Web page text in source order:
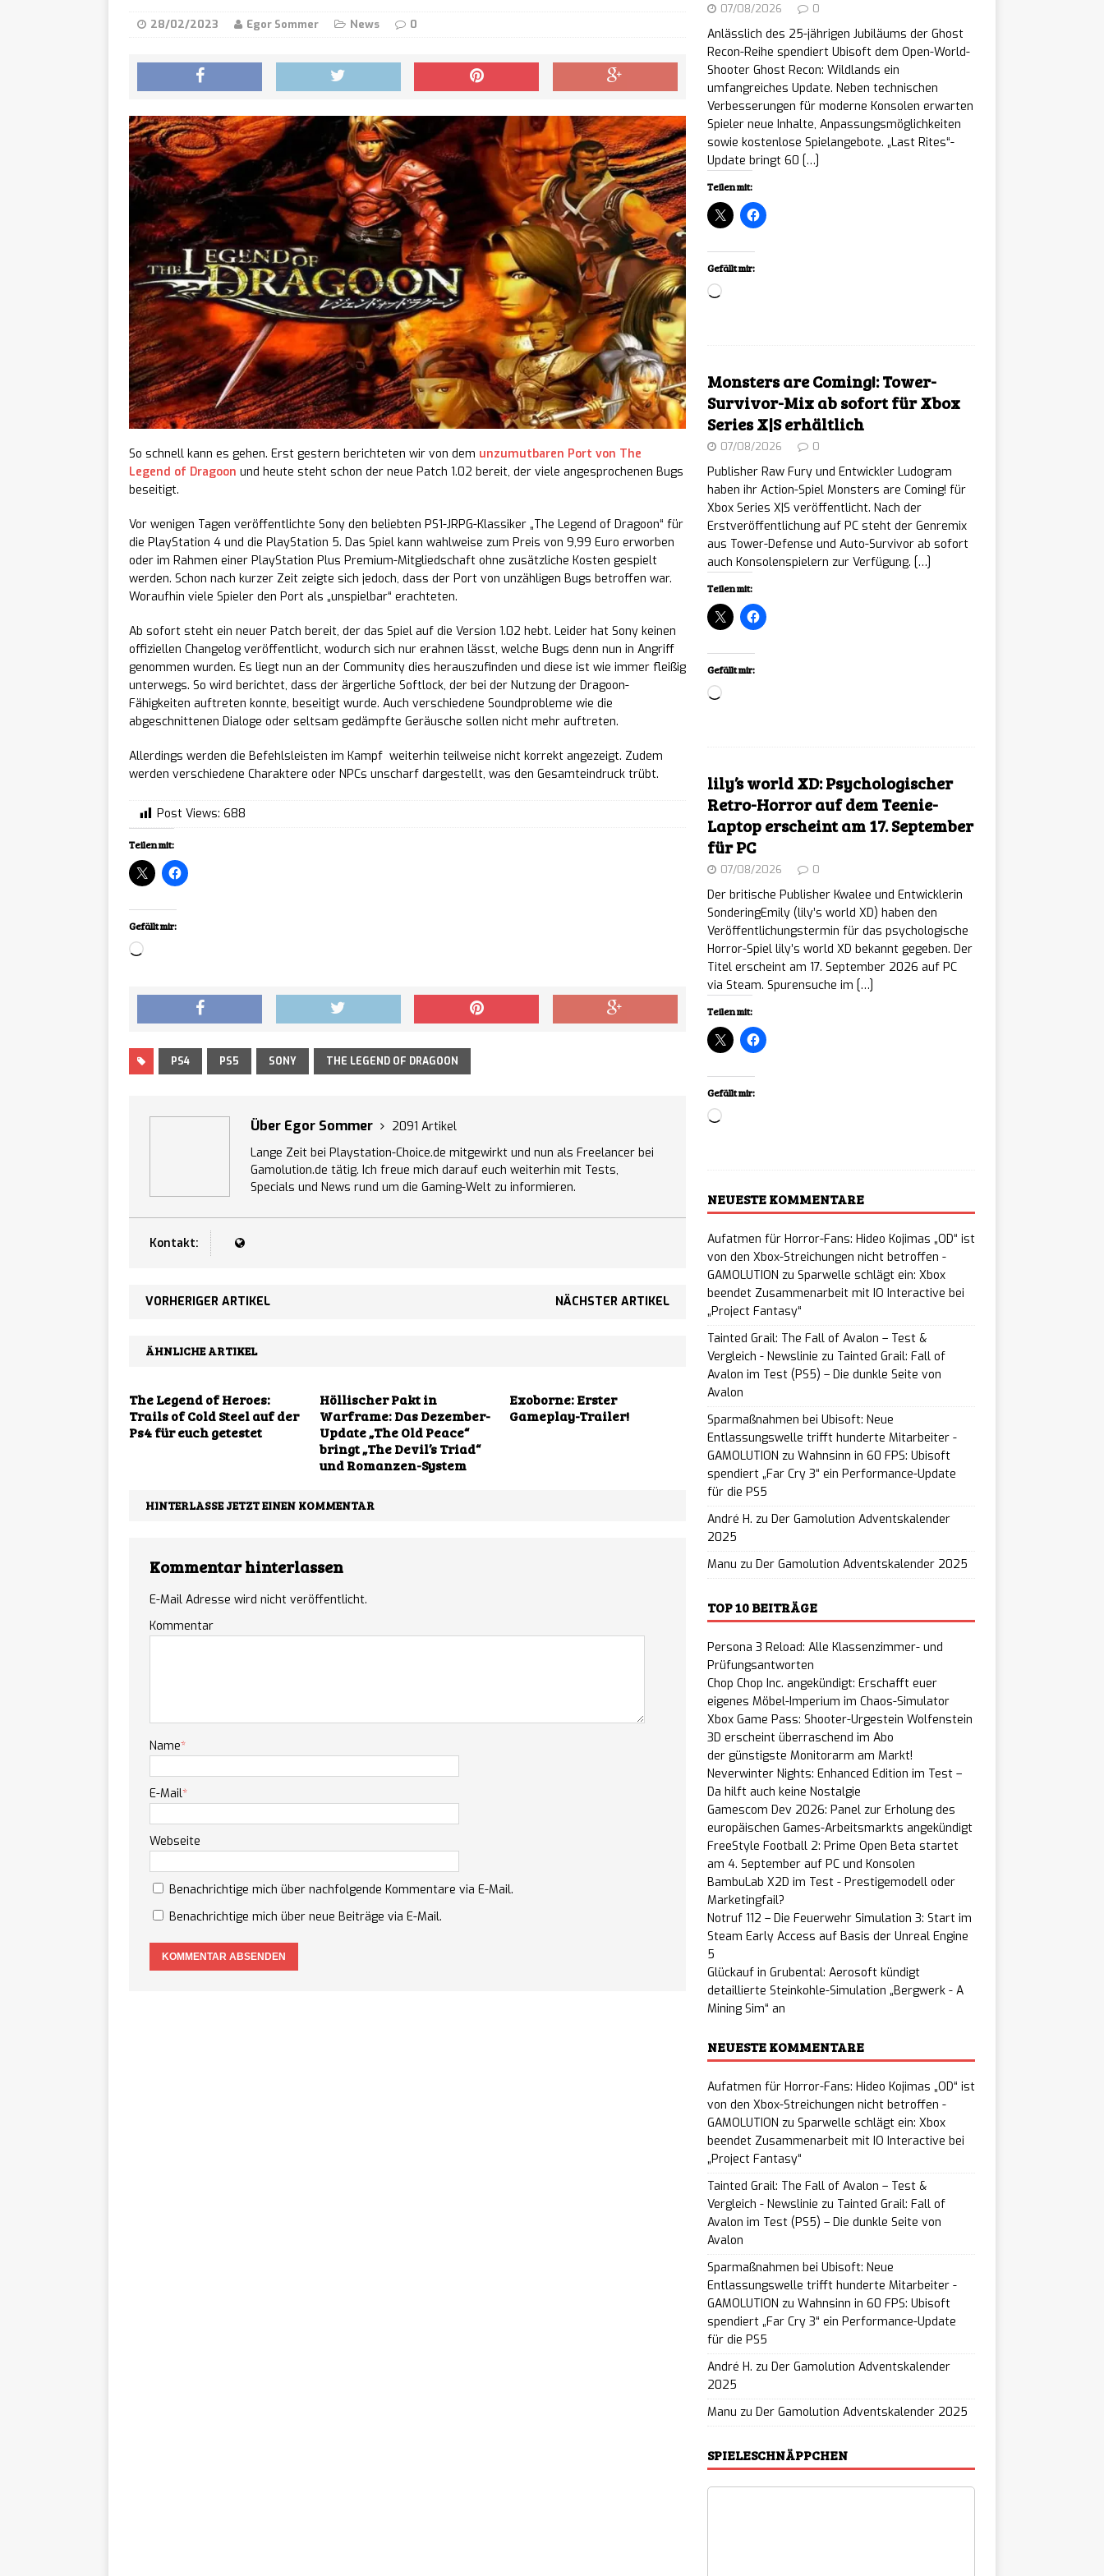
den 27. August auf Netflix und YouTube an
und kündigt „Daedalic Days“-Showcase an
[ 07/08/2026 ] Little Sheep Valley: Erste öffentliche Demo zum
gemütlichen Mittelmeer-Ranch-Building-Spiel erschienen NEWS
[ 07/08/2026 ] Rainbow Billy: The Book of Fears – Kostenloser Prolog
zur Sequel-Fortsetzung ab sofort auf Steam verfügbar NEWS
[ 07/08/2026 ] Ghost Recon: Wildlands erhält Next-Gen-Upgrade –
Future Soldier kostenlos für PC NEWS
[ 07/08/2026 ] Monsters are Coming!: Tower-Survivor-Mix ab sofort für
Xbox Series X|S erhältlich NEWS
[ 07/08/2026 ] lily’s world XD: Psychologischer Retro-Horror auf dem
Teenie-Laptop erscheint am 17. September für PC NEWS
[ 07/08/2026 ] ReStory: Nostalgischer Elektronik-Reparatur-Simulator
[ 07/08/2026 ] BALL x PIT: Das finale, kostenlose „The Naturalist Update“
ist ab sofort auf allen Plattformen verfügbar
[ 07/08/2026 ] Echobreaker: Highspeed-Präzisions-Speedrunner ab
sofort für PC erhältlich NEWS
[ 07/08/2026 ] Pigeon: A Love Story: Kurioses Tauben-Dating-Spiel in
lebensgroßen Städten ab sofort erhältlich NEWS
Entwickler kündigen Solo-Modus und Ingame-Belohnungen an NEWS
Einblicke in AKW Tschernobyl und den Eisenwald
[ 07/08/2026 ] NC zeigt Aion 2, Cinder City und neues Geheimprojekt auf
[ 07/08/2026 ] Tower Tactics 2: Deckbuilding-Tower-Defense-
Fortsetzung startet im 3. Quartal 2026 in den Early Access NEWS
[ 07/08/2026 ] The Skin Stapler: Grindhouse-Horrorspiel im 80er-VHS-
ab sofort für PC erhältlich
[ 07/08/2026 ] Warrior Cats: Clans of the Forest – Neues
rundenbasiertes RPG erscheint im Herbst 2026 für PC und Konsolen
[ 07/08/2026 ] Discounty: Gratis-Erweiterung „People or Profit?“ auf
28/02/2023 Egor Sommer News 0
So schnell kann es gehen. Erst gestern berichteten wir von dem unzumutbaren Port von The
Legend of Dragoon und heute steht schon der neue Patch 1.02 bereit, der viele angesprochenen Bugs
beseitigt.
Vor wenigen Tagen veröffentlichte Sony den beliebten PS1-JRPG-Klassiker „The Legend of Dragoon“ für
die PlayStation 4 und die PlayStation 5. Das Spiel kann wahlweise zum Preis von 9,99 Euro erworben
oder im Rahmen einer PlayStation Plus Premium-Mitgliedschaft ohne zusätzliche Kosten gespielt
werden. Schon nach kurzer Zeit zeigte sich jedoch, dass der Port von unzähligen Bugs betroffen war.
Woraufhin viele Spieler den Port als „unspielbar“ erachteten.
Ab sofort steht ein neuer Patch bereit, der das Spiel auf die Version 1.02 hebt. Leider hat Sony keinen
offiziellen Changelog veröffentlicht, wodurch sich nur erahnen lässt, welche Bugs denn nun in Angriff
genommen wurden. Es liegt nun an der Community dies herauszufinden und diese ist wie immer fleißig
unterwegs. So wird berichtet, dass der ärgerliche Softlock, der bei der Nutzung der Dragoon-
Fähigkeiten auftreten konnte, beseitigt wurde. Auch verschiedene Soundprobleme wie die
abgeschnittenen Dialoge oder seltsam gedämpfte Geräusche sollen nicht mehr auftreten.
Allerdings werden die Befehlsleisten im Kampf weiterhin teilweise nicht korrekt angezeigt. Zudem
werden verschiedene Charaktere oder NPCs unscharf dargestellt, was den Gesamteindruck trübt.
Post Views: 688
Teilen mit:
Gefällt mir:
Loading…
PS4 PS5 SONY THE LEGEND OF DRAGOON
Über Egor Sommer
2091 Artikel
Lange Zeit bei Playstation-Choice.de mitgewirkt und nun als Freelancer bei
Gamolution.de tätig. Ich freue mich darauf euch weiterhin mit Tests,
Specials und News rund um die Gaming-Welt zu informieren.
Kontakt:
VORHERIGER ARTIKEL NÄCHSTER ARTIKEL
ÄHNLICHE ARTIKEL
The Legend of Heroes:
Trails of Cold Steel auf der
Ps4 für euch getestet
Höllischer Pakt in
Warframe: Das Dezember-
Update „The Old Peace“
bringt „The Devil’s Triad“
und Romanzen-System
Exoborne: Erster
Gameplay-Trailer!
HINTERLASSE JETZT EINEN KOMMENTAR
Kommentar hinterlassen
E-Mail Adresse wird nicht veröffentlicht.
Kommentar
Name*
E-Mail*
Webseite
Benachrichtige mich über nachfolgende Kommentare via E-Mail.
Benachrichtige mich über neue Beiträge via E-Mail.
07/08/2026 0
Anlässlich des 25-jährigen Jubiläums der Ghost
Recon-Reihe spendiert Ubisoft dem Open-World-
Shooter Ghost Recon: Wildlands ein
umfangreiches Update. Neben technischen
Verbesserungen für moderne Konsolen erwarten
Spieler neue Inhalte, Anpassungsmöglichkeiten
sowie kostenlose Spielangebote. „Last Rites“-
Update bringt 60 […]
Teilen mit:
Gefällt mir:
Loading…
Monsters are Coming!: Tower-
Survivor-Mix ab sofort für Xbox
Series X|S erhältlich
07/08/2026 0
Publisher Raw Fury und Entwickler Ludogram
haben ihr Action-Spiel Monsters are Coming! für
Xbox Series X|S veröffentlicht. Nach der
Erstveröffentlichung auf PC steht der Genremix
aus Tower-Defense und Auto-Survivor ab sofort
auch Konsolenspielern zur Verfügung. […]
Teilen mit:
Gefällt mir:
Loading…
lily’s world XD: Psychologischer
Retro-Horror auf dem Teenie-
Laptop erscheint am 17. September
für PC
07/08/2026 0
Der britische Publisher Kwalee und Entwicklerin
SonderingEmily (lily’s world XD) haben den
Veröffentlichungstermin für das psychologische
Horror-Spiel lily’s world XD bekannt gegeben. Der
Titel erscheint am 17. September 2026 auf PC
via Steam. Spurensuche im […]
Teilen mit:
Gefällt mir:
Loading…
NEUESTE KOMMENTARE
Aufatmen für Horror-Fans: Hideo Kojimas „OD“ ist
von den Xbox-Streichungen nicht betroffen -
GAMOLUTION zu Sparwelle schlägt ein: Xbox
beendet Zusammenarbeit mit IO Interactive bei
„Project Fantasy“
Tainted Grail: The Fall of Avalon – Test &
Vergleich - Newslinie zu Tainted Grail: Fall of
Avalon im Test (PS5) – Die dunkle Seite von
Avalon
Sparmaßnahmen bei Ubisoft: Neue
Entlassungswelle trifft hunderte Mitarbeiter -
GAMOLUTION zu Wahnsinn in 60 FPS: Ubisoft
spendiert „Far Cry 3“ ein Performance-Update
für die PS5
André H. zu Der Gamolution Adventskalender
2025
Manu zu Der Gamolution Adventskalender 2025
TOP 10 BEITRÄGE
Persona 3 Reload: Alle Klassenzimmer- und
Prüfungsantworten
Chop Chop Inc. angekündigt: Erschafft euer
eigenes Möbel-Imperium im Chaos-Simulator
Xbox Game Pass: Shooter-Urgestein Wolfenstein
3D erscheint überraschend im Abo
der günstigste Monitorarm am Markt!
Neverwinter Nights: Enhanced Edition im Test –
Da hilft auch keine Nostalgie
Gamescom Dev 2026: Panel zur Erholung des
europäischen Games-Arbeitsmarkts angekündigt
FreeStyle Football 2: Prime Open Beta startet
am 4. September auf PC und Konsolen
BambuLab X2D im Test - Prestigemodell oder
Marketingfail?
Notruf 112 – Die Feuerwehr Simulation 3: Start im
Steam Early Access auf Basis der Unreal Engine
5
Glückauf in Grubental: Aerosoft kündigt
detaillierte Steinkohle-Simulation „Bergwerk - A
Mining Sim“ an
NEUESTE KOMMENTARE
Aufatmen für Horror-Fans: Hideo Kojimas „OD“ ist
von den Xbox-Streichungen nicht betroffen -
GAMOLUTION zu Sparwelle schlägt ein: Xbox
beendet Zusammenarbeit mit IO Interactive bei
„Project Fantasy“
Tainted Grail: The Fall of Avalon – Test &
Vergleich - Newslinie zu Tainted Grail: Fall of
Avalon im Test (PS5) – Die dunkle Seite von
Avalon
Sparmaßnahmen bei Ubisoft: Neue
Entlassungswelle trifft hunderte Mitarbeiter -
GAMOLUTION zu Wahnsinn in 60 FPS: Ubisoft
spendiert „Far Cry 3“ ein Performance-Update
für die PS5
André H. zu Der Gamolution Adventskalender
2025
Manu zu Der Gamolution Adventskalender 2025
SPIELESCHNÄPPCHEN